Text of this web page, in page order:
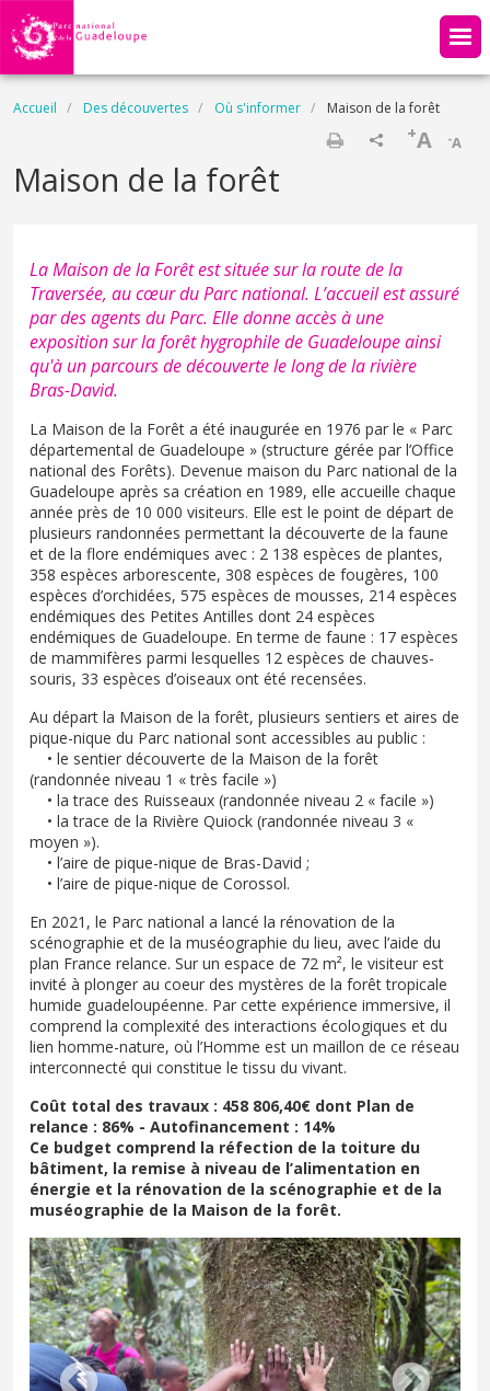
Aller au contenu principal
Fil d'Ariane
Accueil Des découvertes Où s'informer Maison de la forêt
-A
+A
Maison de la forêt
La Maison de la Forêt est située sur la route de la
Traversée, au cœur du Parc national. L’accueil est assuré
par des agents du Parc. Elle donne accès à une
exposition sur la forêt hygrophile de Guadeloupe ainsi
qu'à un parcours de découverte le long de la rivière
Bras-David.
La Maison de la Forêt a été inaugurée en 1976 par le « Parc
départemental de Guadeloupe » (structure gérée par l’Office
national des Forêts). Devenue maison du Parc national de la
Guadeloupe après sa création en 1989, elle accueille chaque
année près de 10 000 visiteurs. Elle est le point de départ de
plusieurs randonnées permettant la découverte de la faune
et de la flore endémiques avec : 2 138 espèces de plantes,
358 espèces arborescente, 308 espèces de fougères, 100
espèces d’orchidées, 575 espèces de mousses, 214 espèces
endémiques des Petites Antilles dont 24 espèces
endémiques de Guadeloupe. En terme de faune : 17 espèces
de mammifères parmi lesquelles 12 espèces de chauves-
souris, 33 espèces d’oiseaux ont été recensées.
Au départ la Maison de la forêt, plusieurs sentiers et aires de
pique-nique du Parc national sont accessibles au public :
• le sentier découverte de la Maison de la forêt
(randonnée niveau 1 « très facile »)
• la trace des Ruisseaux (randonnée niveau 2 « facile »)
• la trace de la Rivière Quiock (randonnée niveau 3 «
moyen »).
• l’aire de pique-nique de Bras-David ;
• l’aire de pique-nique de Corossol.
En 2021, le Parc national a lancé la rénovation de la
scénographie et de la muséographie du lieu, avec l’aide du
plan France relance. Sur un espace de 72 m², le visiteur est
invité à plonger au coeur des mystères de la forêt tropicale
humide guadeloupéenne. Par cette expérience immersive, il
comprend la complexité des interactions écologiques et du
lien homme-nature, où l’Homme est un maillon de ce réseau
interconnecté qui constitue le tissu du vivant.
Coût total des travaux : 458 806,40€ dont Plan de
relance : 86% - Autofinancement : 14%
Ce budget comprend la réfection de la toiture du
bâtiment, la remise à niveau de l’alimentation en
énergie et la rénovation de la scénographie et de la
muséographie de la Maison de la forêt.